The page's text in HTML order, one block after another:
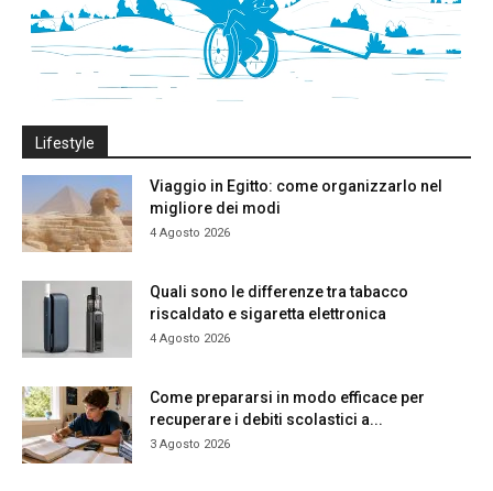
Lifestyle
Viaggio in Egitto: come organizzarlo nel
migliore dei modi
4 Agosto 2026
Quali sono le differenze tra tabacco
riscaldato e sigaretta elettronica
4 Agosto 2026
Come prepararsi in modo efficace per
recuperare i debiti scolastici a...
3 Agosto 2026